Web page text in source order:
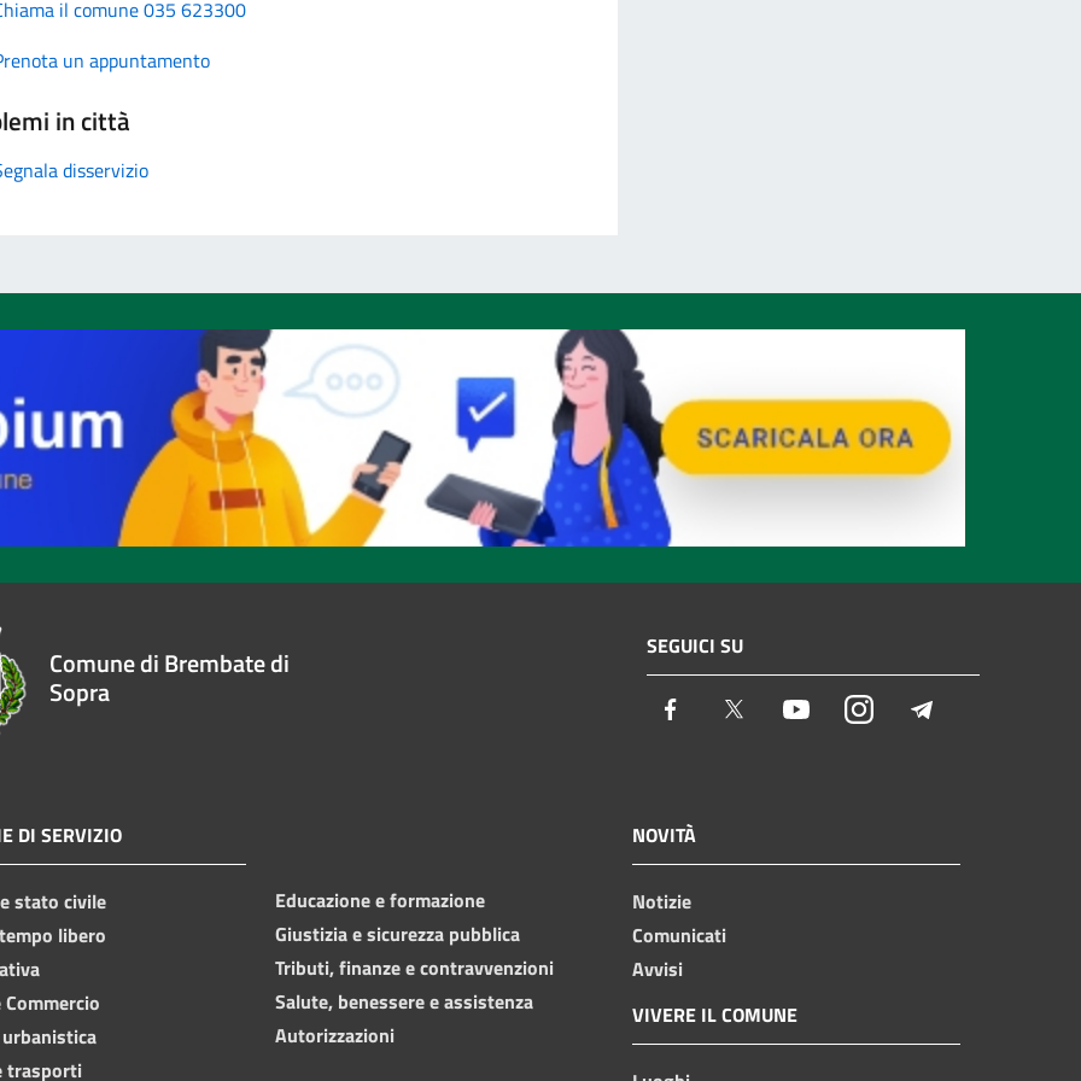
il comune 035 623300
un appuntamento
in città
disservizio
Comune di Brembate di
Sopra
SEGUICI SU
Facebook Twitter YoutubeInstagram
DI SERVIZIO
stato civile
libero
trasporti
Educazione e formazione
Giustizia e sicurezza pubblica
Tributi, finanze e contravvenzioni
Salute, benessere e assistenza
Autorizzazioni
NOVITÀ
Notizie
Comunicati
Avvisi
VIVERE IL COMUNE